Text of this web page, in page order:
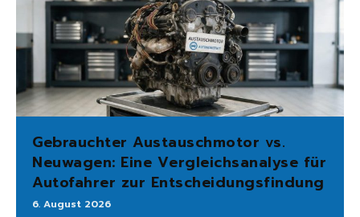
Gebrauchter Austauschmotor vs.
Neuwagen: Eine Vergleichsanalyse für
Autofahrer zur Entscheidungsfindung
6. August 2026